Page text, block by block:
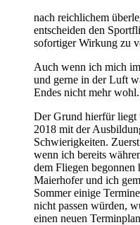
nach reichlichem
entscheiden den
sofortiger Wirkung zu
Auch wenn ich mich
und gerne in der Luft
Endes nicht mehr wohl.
Der Grund hierfür liegt
2018 mit der
Schwierigkeiten.
wenn ich bereits
dem Fliegen begonnen
Maierhofer und ich
Sommer einige
nicht passen würden,
einen neuen